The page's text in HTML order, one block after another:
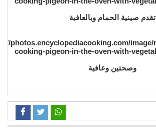
تقدم صينية الحمام وبالعافية
وصحتين وعافية